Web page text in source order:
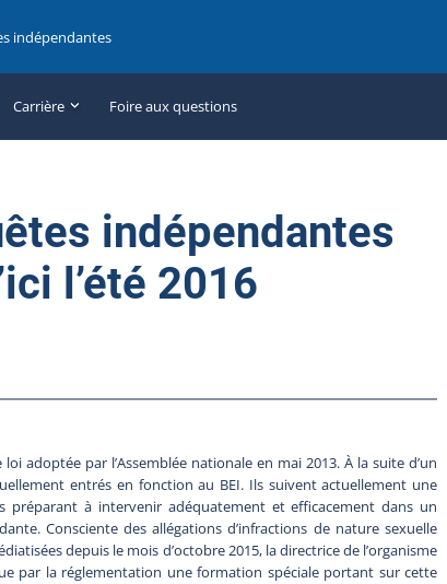
indépendantes
Carrière Foire aux questions
indépendantes
l’été 2016
adoptée par l’Assemblée nationale en mai 2013. À la suite d’un
entrés en fonction au BEI. Ils suivent actuellement une
préparant à intervenir adéquatement et efficacement dans un
Consciente des allégations d’infractions de nature sexuelle
depuis le mois d’octobre 2015, la directrice de l’organisme
par la réglementation une formation spéciale portant sur cette